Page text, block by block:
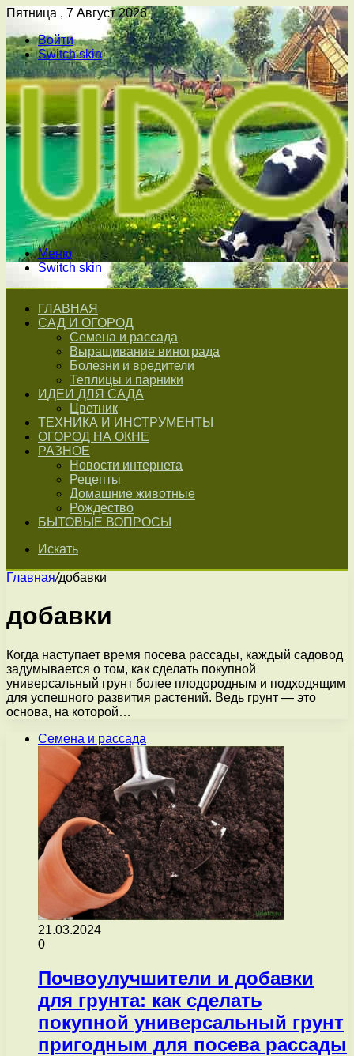
Пятница , 7 Август 2026
Войти
Switch skin
Меню
Switch skin
ГЛАВНАЯ
САД И ОГОРОД
Семена и рассада
Выращивание винограда
Болезни и вредители
Теплицы и парники
ИДЕИ ДЛЯ САДА
Цветник
ТЕХНИКА И ИНСТРУМЕНТЫ
ОГОРОД НА ОКНЕ
РАЗНОЕ
Новости интернета
Рецепты
Домашние животные
Рождество
БЫТОВЫЕ ВОПРОСЫ
Искать
Главная/добавки
добавки
Когда наступает время посева рассады, каждый садовод
задумывается о том, как сделать покупной
универсальный грунт более плодородным и подходящим
для успешного развития растений. Ведь грунт — это
основа, на которой…
Семена и рассада
21.03.2024
0
Почвоулучшители и добавки
для грунта: как сделать
покупной универсальный грунт
пригодным для посева рассады